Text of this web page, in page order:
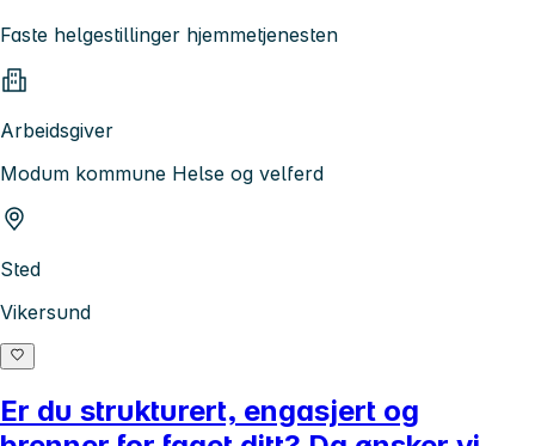
Faste helgestillinger hjemmetjenesten
Arbeidsgiver
Modum kommune Helse og velferd
Sted
Vikersund
Er du strukturert, engasjert og